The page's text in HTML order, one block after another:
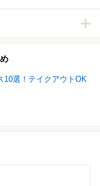
10選！テイクアウトOK